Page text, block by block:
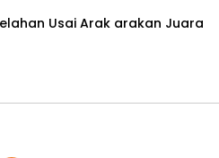
Usai Arak arakan Juara